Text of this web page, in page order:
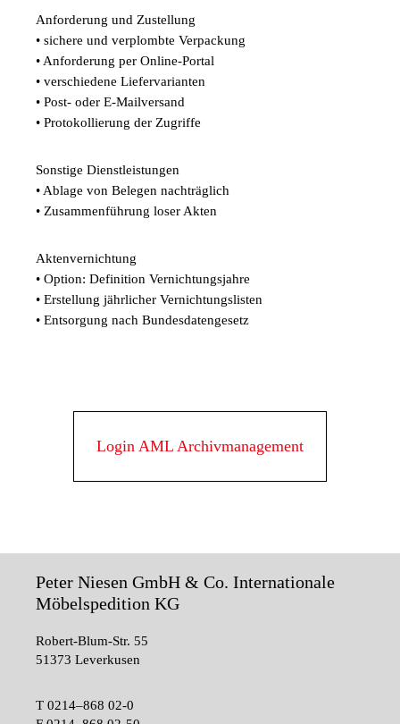
Anforderung und Zustellung
• sichere und verplombte Verpackung
• Anforderung per Online-Portal
• verschiedene Liefervarianten
• Post- oder E-Mailversand
• Protokollierung der Zugriffe
Sonstige Dienstleistungen
• Ablage von Belegen nachträglich
• Zusammenführung loser Akten
Aktenvernichtung
• Option: Definition Vernichtungsjahre
• Erstellung jährlicher Vernichtungslisten
• Entsorgung nach Bundesdatengesetz
Login AML Archivmanagement
Peter Niesen GmbH & Co. Internationale
Möbelspedition KG
Robert-Blum-Str. 55
51373 Leverkusen
T 0214–868 02-0